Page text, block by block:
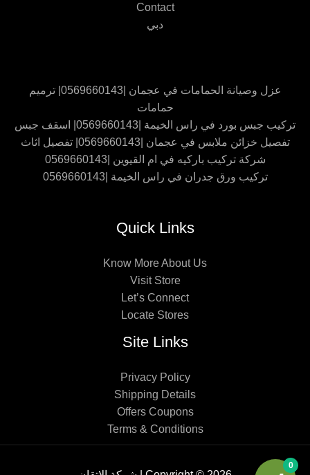
Contact
دبي
عزل وصيانة الحمامات في عجمان |0569660143| ترميم
حمامات
تركيب جبس بورد في راس الخيمة |0569660143| اسقف جبس
تفصيل خزائن ملابس في عجمان |0569660143| تفصيل اثاث
شركة تركيب باركيه في ام القيوين |0569660143
تركيب ورق جدران في راس الخيمة |0569660143
Quick Links
Know More About Us
Visit Store
Let’s Connect
Locate Stores
Site Links
Privacy Policy
Shipping Details
Offers Coupons
Terms & Conditions
0